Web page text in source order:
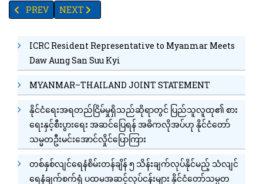
PREVIOUS ARTICLE: စီးပွားမြှင့်တင်ရေး ရန်ပုံငွေကျပ် (၈) ဘီလီယံအ
PREV NEXT ARTICLE: SIM ကဒ်များ ဇွန်လ ၂၁ရက်နေ့ အတွ
NEXT
ICRC Resident Representative to Myanmar Meets
Daw Aung San Suu Kyi
MYANMAR–THAILAND JOINT STATEMENT
နိုင်ငံရေးအရတည်ငြိမ်မှုရှိသည်ဆိုရာတွင် ပြည်သူလူထု၏ စား
ရေးနှင့်စီးပွားရေး အဆင်ပြေရန် အဓိကလိုအပ်ဟု နိုင်ငံတော်
သမ္မတဦးမင်းအောင်လှိုင်ပြောကြား
တစ်နှစ်လျင်ရေနံစိမ်းတန်ချိန် ၅ သိန်းချက်လုပ်နိုင်မည့် သံလျင်
ရေနံချက်စက်ရုံ ပထမအဆင့်လုပ်ငန်းများ နိုင်ငံတော်သမ္မတ